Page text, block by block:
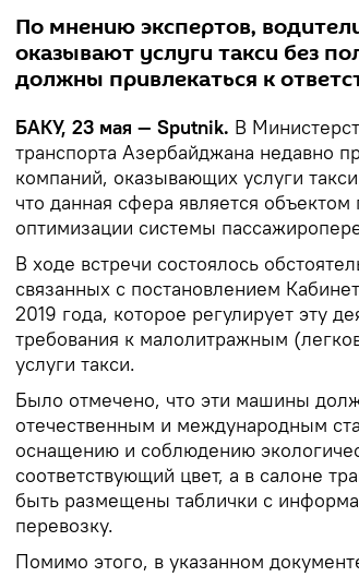
По мнению экспертов,
оказывают услуги такси без
должны привлекаться к
БАКУ, 23 мая — Sputnik. В
транспорта Азербайджана недавно
компаний, оказывающих услуги
что данная сфера является
оптимизации системы
В ходе встречи состоялось
связанных с постановлением
2019 года, которое регулирует эту
требования к малолитражным
услуги такси.
Было отмечено, что эти машины
отечественным и международным
оснащению и соблюдению
соответствующий цвет, а в салоне
быть размещены таблички с
перевозку.
Помимо этого, в указанном